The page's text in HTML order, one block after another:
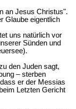
an Jesus Christus".
Glaube eigentlich
uns natürlich vor
Sünden und
den Juden sagt,
– sterben
er der Messias
Letzten Gericht